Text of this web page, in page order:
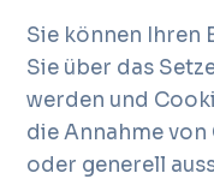
Sie können Ihren
Sie über das
werden und
die Annahme
oder generell